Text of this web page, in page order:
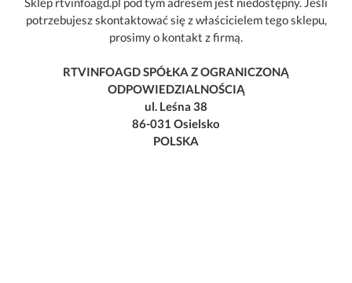
potrzebujesz skontaktować się z właścicielem tego sklepu,
prosimy o kontakt z firmą.
RTVINFOAGD SPÓŁKA Z OGRANICZONĄ
ODPOWIEDZIALNOŚCIĄ
ul. Leśna 38
86-031 Osielsko
POLSKA